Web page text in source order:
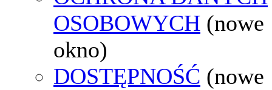
OSOBOWYCH (nowe
okno)
DOSTĘPNOŚĆ (nowe